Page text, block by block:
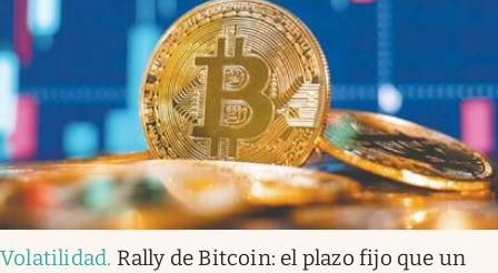
Volatilidad. Rally de Bitcoin: el plazo fijo que un